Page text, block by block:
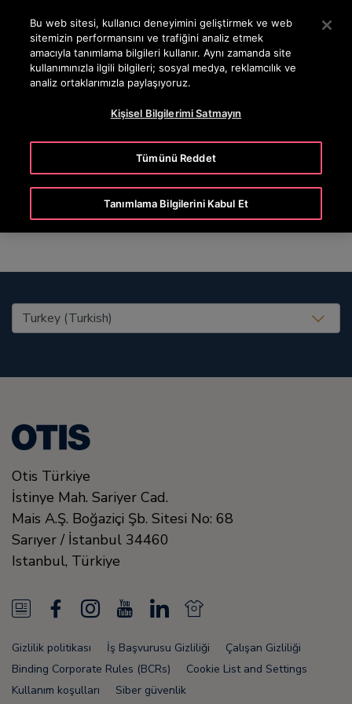
Ana İçeriğe atlamak için Enter tuşuna basın
ARA
Elin
United States (EN)
Otis Türkiye
İstinye Mah. Sariyer Cad.
Mais A.Ş. Boğaziçi Şb. Sitesi No: 68
Sarıyer / İstanbul 34460
Istanbul, Türkiye
N
e
w
s
a
c
e
I
n
s
u
T
L
n
k
N
e
w
Gizlilik politikası İş Başvurusu Gizliliği
Çalışan Gizliliği
Binding Corporate Rules (BCRs)
Cookie List and Settings
Kullanım koşulları
Siber güvenlik
Bu web sitesi, kullanıcı deneyimini geliştirmek ve web
sitemizin performansını ve trafiğini analiz etmek
amacıyla tanımlama bilgileri kullanır. Aynı zamanda site
kullanımınızla ilgili bilgileri; sosyal medya, reklamcılık ve
analiz ortaklarımızla paylaşıyoruz.
Kişisel Bilgilerimi Satmayın
Tümünü Reddet
Tanımlama Bilgilerini Kabul Et